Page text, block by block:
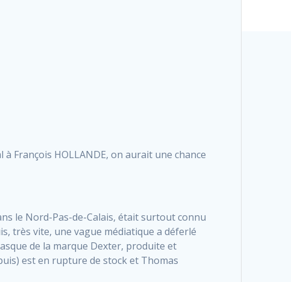
François HOLLANDE, on aurait une chance
le Nord-Pas-de-Calais, était surtout connu
très vite, une vague médiatique a déferlé
de la marque Dexter, produite et
est en rupture de stock et Thomas